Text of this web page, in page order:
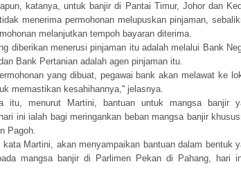
katanya, untuk banjir di Pantai Timur, Johor dan
menerima permohonan melupuskan pinjaman,
melanjutkan tempoh bayaran diterima.
diberikan menerusi pinjaman itu adalah melalui Bank
Bank Pertanian adalah agen pinjaman itu.
yang dibuat, pegawai bank akan melawat ke
memastikan kesahihannya,'' jelasnya.
itu, menurut Martini, bantuan untuk mangsa banjir
ini ialah bagi meringankan beban mangsa banjir
Pagoh.
kata Martini, akan menyampaikan bantuan dalam bentuk
mangsa banjir di Parlimen Pekan di Pahang, hari